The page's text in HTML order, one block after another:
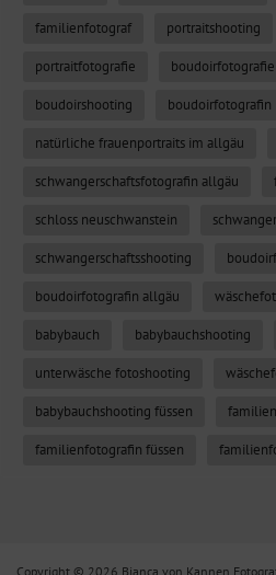
familienfotograf portraitshooting
portraitfotografie boudoirfotografie
boudoirshooting boudoirfotografin
natürliche frauenportraits im allgäu
schwangerschaftsfotografin allgäu
schloss neuschwanstein
schwangerschaftsshooting
boudoirfotografin allgäu
babybauch babybauchshooting
unterwäsche fotoshooting
babybauchshooting füssen
familienfotografin füssen
Copyright © 2026 Bianca von Kannen